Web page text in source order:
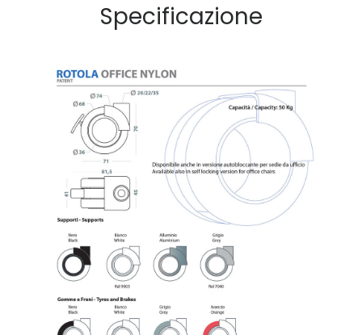
Specificazione